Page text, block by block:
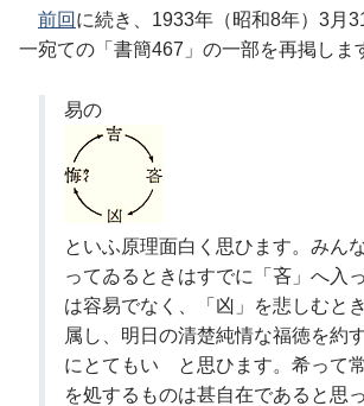
前回 に続き、1933年（昭和8年）3月
一宛ての「書簡467」の一部を再掲しま
易の
といふ原理面白く思ひます。みん
ってゐるときはすでに「吝」へ入
は容易でなく、「凶」を悲しむと
属し、明日の清楚純情な福徳を約
にとてもいゝと思ひます。希って
を処するものは甚自在であると思